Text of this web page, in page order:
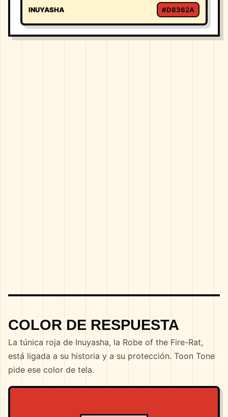
INUYASHA #D8362A
COLOR DE RESPUESTA
La túnica roja de Inuyasha, la Robe of the Fire-Rat,
está ligada a su historia y a su protección. Toon Tone
pide ese color de tela.